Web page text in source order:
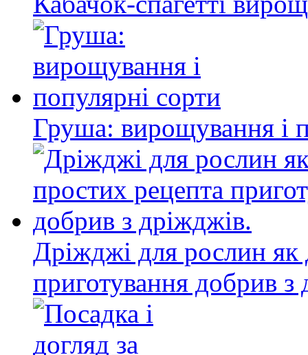
Груша: вирощування і
Дріжджі для рослин як
приготування добрив з